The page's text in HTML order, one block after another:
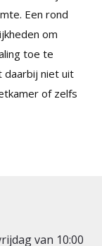
Een rond
om
toe te
daarbij niet uit
of zelfs
van 10:00